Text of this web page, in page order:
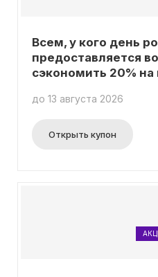
Всем, у кого день
предоставляется
сэкономить 20% на
до 13 августа 2026
Открыть купон